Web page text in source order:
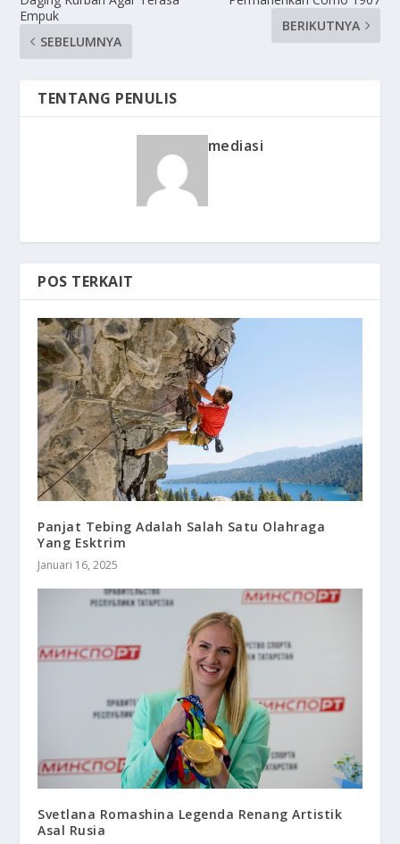
Empuk
SEBELUMNYA
BERIKUTNYA
TENTANG PENULIS
mediasi
POS TERKAIT
Panjat Tebing Adalah Salah Satu Olahraga
Yang Esktrim
Januari 16, 2025
Svetlana Romashina Legenda Renang Artistik
Asal Rusia